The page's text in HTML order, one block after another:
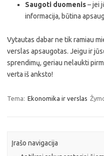
Saugoti duomenis– jei
informacija, būtina
Vytautas dabar ne tik ramiau
verslas apsaugotas. Jeigu ir
sprendimų, geriau nelaukti
verta iš anksto!
Tema: Ekonomika ir verslas
Įrašo navigacija